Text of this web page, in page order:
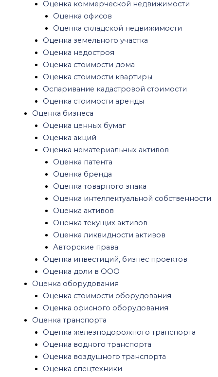
Оценка коммерческой недвижимости
Оценка офисов
Оценка складской недвижимости
Оценка земельного участка
Оценка недостроя
Оценка стоимости дома
Оценка стоимости квартиры
Оспаривание кадастровой стоимости
Оценка стоимости аренды
Оценка бизнеса
Оценка ценных бумаг
Оценка акций
Оценка нематериальных активов
Оценка патента
Оценка бренда
Оценка товарного знака
Оценка интеллектуальной собственности
Оценка активов
Оценка текущих активов
Оценка ликвидности активов
Авторские права
Оценка инвестиций, бизнес проектов
Оценка доли в ООО
Оценка оборудования
Оценка стоимости оборудования
Оценка офисного оборудования
Оценка транспорта
Оценка железнодорожного транспорта
Оценка водного транспорта
Оценка воздушного транспорта
Оценка спецтехники
Авторские права
Оценка инвестиций, бизнес проектов
Оценка доли в ООО
Оценка оборудования
Оценка стоимости оборудования
Оценка офисного оборудования
Оценка транспорта
Оценка железнодорожного транспорта
Оценка водного транспорта
Оценка воздушного транспорта
Оценка спецтехники
Оценка ущерба
Оценка ущерба квартиры после залива
Оценка ущерба после пожара
Оценка ущерба автомобиля после ДТП
Оценка убытков и упущенной выгоды
Другие виды оценок
Рецензия на оценку
Оценка для нотариуса
Оценка имущества при разводе
Судебная оценка
Оценка антиквариата
Юридические услуги
Экспертиза
Строительная экспертиза
Экспертиза качества строительства
Строительная экспертиза многоквартирного
дома
Судебная строительная экспертиза
Рецензия строительной экспертизы